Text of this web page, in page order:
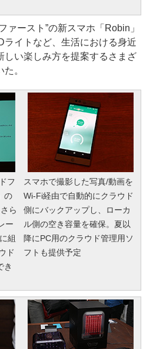
ースト”の新スマホ「Robin」
ライトなど、生活における身近
しい楽しみ方を提案するさまざ
。
フ
の
ら
ー
組
ド
き
スマホで撮影した写真/動画を
Wi-Fi経由で自動的にクラウド
側にバックアップし、ローカ
ル側の空き容量を確保。夏以
降にPC用のクラウド管理用ソ
フトも提供予定